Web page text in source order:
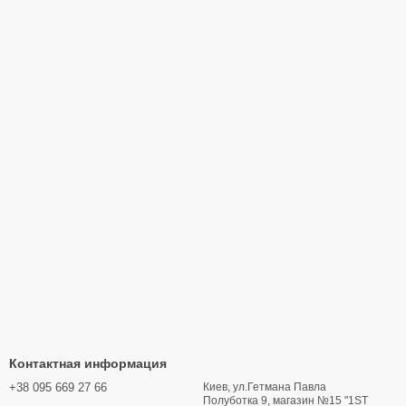
Контактная информация
+38 095 669 27 66
Киев, ул.Гетмана Павла
Полуботка 9, магазин №15 "1ST